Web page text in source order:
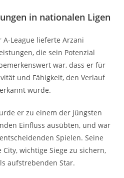
in nationalen Ligen
League lieferte Arzani
die sein Potenzial
war, dass er für
und Fähigkeit, den Verlauf
wurde.
er zu einem der jüngsten
Einfluss ausübten, und war
Spielen. Seine
wichtige Siege zu sichern,
aufstrebenden Star.